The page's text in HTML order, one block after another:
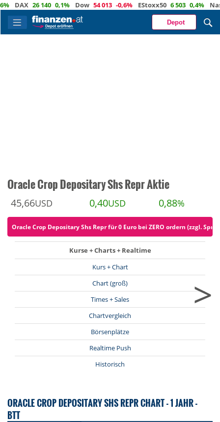
26 140 0,1% Dow 54 013 -0,6% EStoxx50 6 503 0,4% Nasdaq
Depot
Oracle Crop Depositary Shs Repr Aktie
45,66USD 0,40USD 0,88%
Oracle Crop Depositary Shs Repr für 0 Euro bei ZERO ordern (zzgl.
Kurse + Charts + Realtime
Kurs + Chart
Chart (groß)
Times + Sales
Chartvergleich
Börsenplätze
Realtime Push
Historisch
>
ORACLE CROP DEPOSITARY SHS REPR CHART - 1 JAHR -
BTT